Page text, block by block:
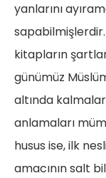
yanlarını
kitapların
günümüz
altında
anlamaları
husus ise, ilk
amacının salt